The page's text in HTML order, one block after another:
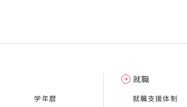
学年暦
就職
就職支援体制